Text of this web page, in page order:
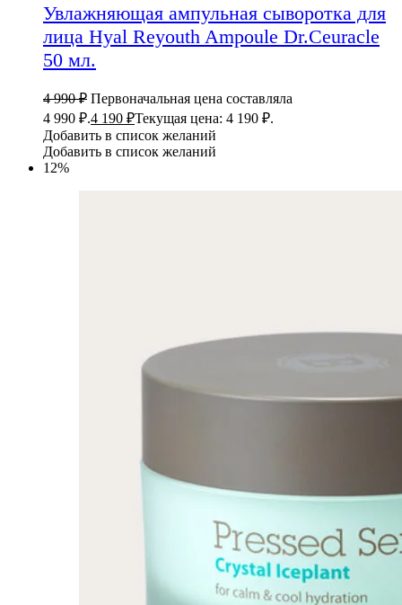
Увлажняющая ампульная сыворотка для
лица Hyal Reyouth Ampoule Dr.Ceuracle
50 мл.
4 990₽ Первоначальная цена составляла
4 990 ₽.4 190 ₽Текущая цена: 4 190 ₽.
Добавить в список желаний
Добавить в список желаний
12%